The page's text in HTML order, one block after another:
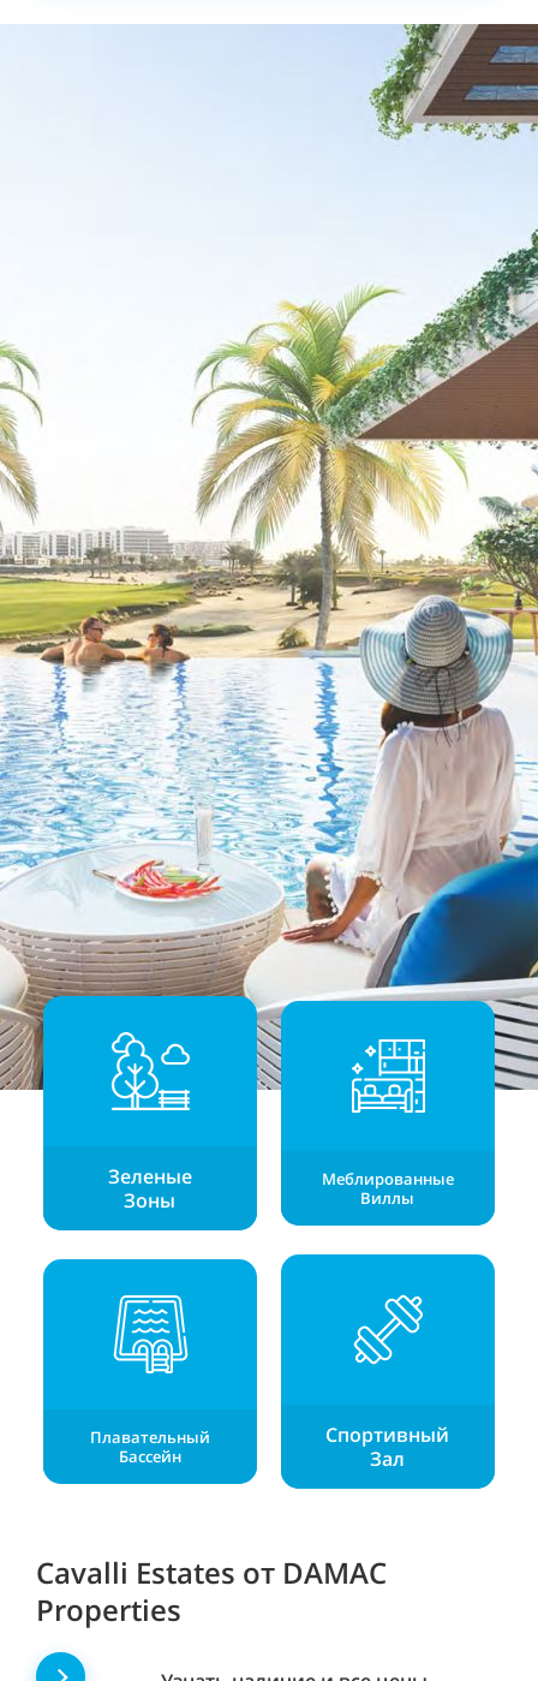
Зеленые
Зоны
Меблированные
Виллы
Плавательный
Бассейн
Спортивный
Зал
Cavalli Estates от DAMAC
Properties